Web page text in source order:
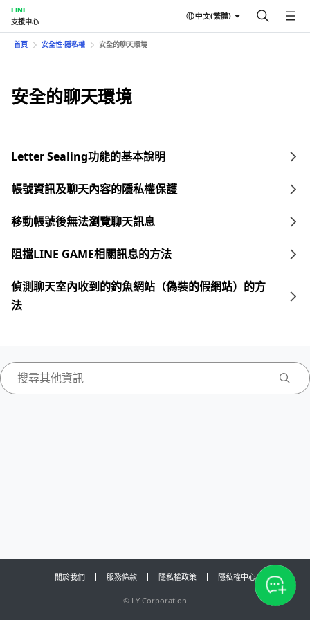
LINE
支援中心
中文(繁體)
首頁 安全性⋅隱私權 安全的聊天環境
安全的聊天環境
Letter Sealing功能的基本說明
帳號資訊及聊天內容的隱私權保護
移動帳號後無法瀏覽聊天訊息
阻擋LINE GAME相關訊息的方法
偵測聊天室內收到的釣魚網站（偽裝的假網站）的方
法
關於我們 服務條款 隱私權政策 隱私權中心
© LY Corporation